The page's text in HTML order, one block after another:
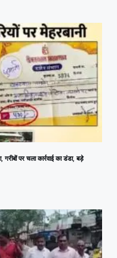
पर चला कार्रवाई का डंडा, बड़े